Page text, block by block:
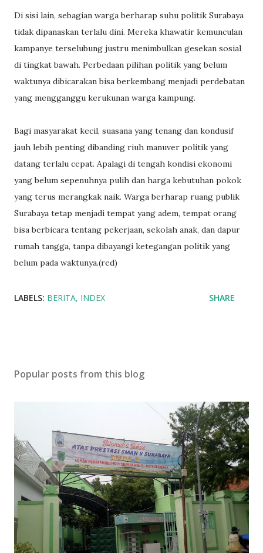
Di sisi lain, sebagian warga berharap suhu politik Surabaya
tidak dipanaskan terlalu dini. Mereka khawatir kemunculan
kampanye terselubung justru menimbulkan gesekan sosial
di tingkat bawah. Perbedaan pilihan politik yang belum
waktunya dibicarakan bisa berkembang menjadi perdebatan
yang mengganggu kerukunan warga kampung.
Bagi masyarakat kecil, suasana yang tenang dan kondusif
jauh lebih penting dibanding riuh manuver politik yang
datang terlalu cepat. Apalagi di tengah kondisi ekonomi
yang belum sepenuhnya pulih dan harga kebutuhan pokok
yang terus merangkak naik. Warga berharap ruang publik
Surabaya tetap menjadi tempat yang adem, tempat orang
bisa berbicara tentang pekerjaan, sekolah anak, dan dapur
rumah tangga, tanpa dibayangi ketegangan politik yang
belum pada waktunya.(red)
LABELS: BERITA INDEX SHARE
Popular posts from this blog